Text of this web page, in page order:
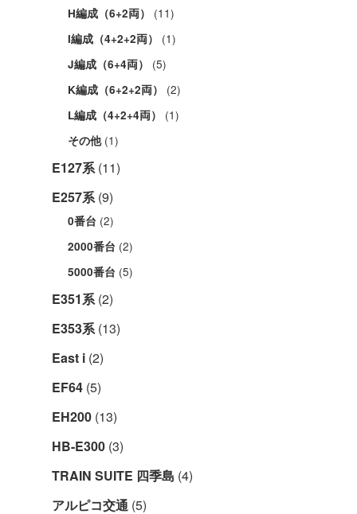
H編成（6+2両） (11)
I編成（4+2+2両） (1)
J編成（6+4両） (5)
K編成（6+2+2両） (2)
L編成（4+2+4両） (1)
その他(1)
E127系(11)
E257系(9)
0番台 (2)
2000番台 (2)
5000番台 (5)
E351系(2)
E353系(13)
East i (2)
EF64 (5)
EH200 (13)
HB-E300 (3)
TRAIN SUITE 四季島 (4)
アルピコ交通 (5)